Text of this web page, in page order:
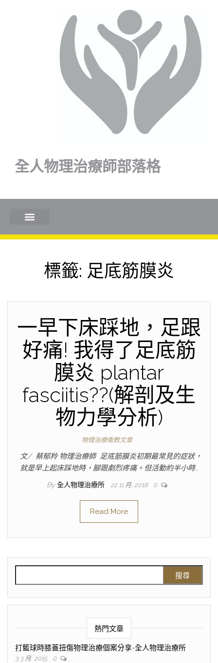
全人物理治療師部落格
標籤: 足底筋膜炎
一早下床踩地，足跟
好痛! 我得了足底筋
膜炎 plantar
fasciitis??(解剖及生
物力學分析)
物理治療衛教文章
文/ 蔡郁羚 物理治療師 足底筋膜炎初期最常見的症狀，
就是早上起床踩地時，腳跟劇烈疼痛。但活動約半小時…
By 全人物理治療所 22 11 月, 2018 0
Read More
熱門文章
打籃球時膝蓋扭傷物理治療個案分享-全人物理治療所
3 3 月, 2015 0